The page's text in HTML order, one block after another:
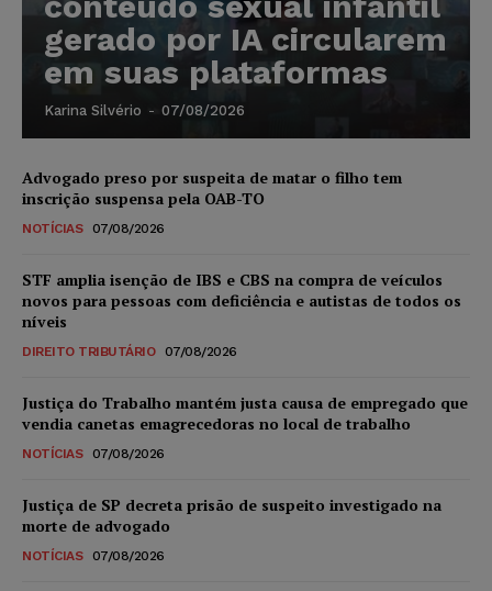
gerado por IA circularem
em suas plataformas
Karina Silvério - 07/08/2026
Advogado preso por suspeita de matar o filho tem
inscrição suspensa pela OAB-TO
NOTÍCIAS 07/08/2026
STF amplia isenção de IBS e CBS na compra de veículos
novos para pessoas com deficiência e autistas de todos os
níveis
DIREITO TRIBUTÁRIO 07/08/2026
Justiça do Trabalho mantém justa causa de empregado que
vendia canetas emagrecedoras no local de trabalho
NOTÍCIAS 07/08/2026
Justiça de SP decreta prisão de suspeito investigado na
morte de advogado
NOTÍCIAS 07/08/2026